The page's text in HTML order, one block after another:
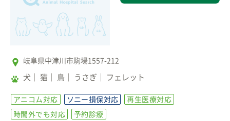
岐阜県中津川市駒場1557-212
犬 猫 鳥 うさぎ フェレット
アニコム対応 ソニー損保対応
再生医療対応
時間外でも対応
予約診療